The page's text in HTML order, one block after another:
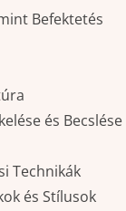
Befektetés
és Becslése
Technikák
és Stílusok